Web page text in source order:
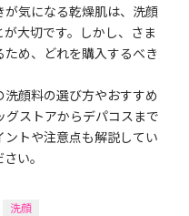
気になる乾燥肌は、洗顔
大切です。しかし、さま
め、どれを購入するべき
顔料の選び方やおすすめ
ストアからデパコスまで
トや注意点も解説してい
い。
洗顔